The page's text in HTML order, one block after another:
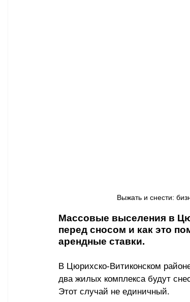
Выжать и снести:
Массовые выселения в
перед сносом и как это
арендные ставки.
В Цюрихско-Витиконском
два жилых комплекса будут
Этот случай не единичный.